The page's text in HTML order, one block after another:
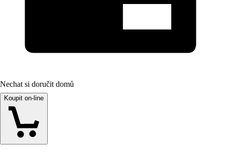
Nechat si doručit domů
Koupit on-line